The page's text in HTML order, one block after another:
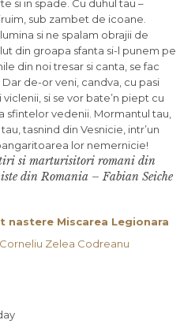
si in spade. Cu duhul tau –
sub zambet de icoane.
si ne spalam obrajii de
din groapa sfanta si-l punem pe
din noi tresar si canta, se fac
de-or veni, candva, cu pasi
si se vor bate’n piept cu
sfintelor vedenii. Mormantul tau,
tasnind din Vesnicie, intr’un
lor nemernicie!
si marturisitori romani din
din Romania – Fabian Seiche
nastere Miscarea Legionara
Zelea Codreanu